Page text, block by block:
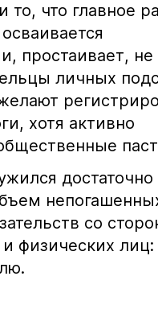
то, что главное
простаивает, не
личных
хотя активно
достаточно
со
физических лиц: